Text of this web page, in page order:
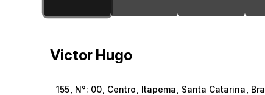
Victor Hugo
155 N°: 00 Centro Itapema Santa Catarina